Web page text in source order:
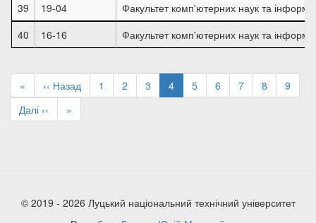
39
19-04
Факультет комп'ютерних наук та
40
16-16 Факультет комп'ютерних наук та
Розбивка
на
сторінки
Перша
сторінка
«
Попередня
сторінка
‹‹ Назад Page
1 Page
2 Page
3
Поточна
сторінка
4 Page
5 Page
6 Page
7 Page
8 Page
9
Наступна
сторінка
Далі ››
Остання
сторінка
»
© 2019 - 2026 Луцький національний технічний університет